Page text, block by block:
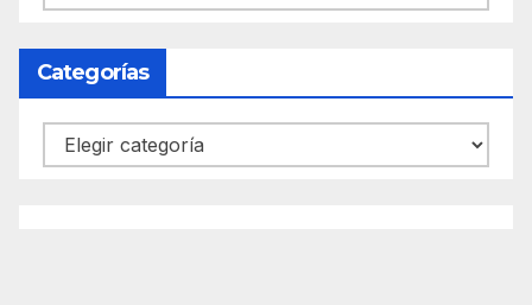
Categorías
Categorías